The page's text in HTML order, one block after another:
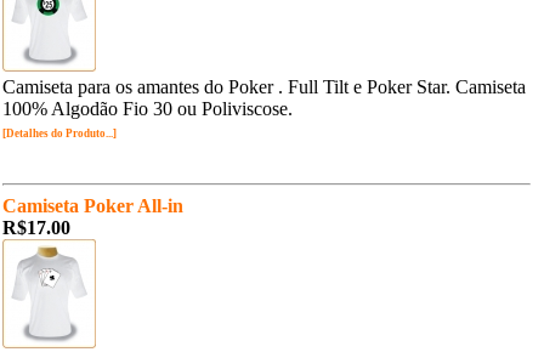
Camiseta para os amantes do Poker . Full Tilt e Poker Star. Camiseta
100% Algodão Fio 30 ou Poliviscose.
[Detalhes do Produto...]
Camiseta Poker All-in
R$17.00